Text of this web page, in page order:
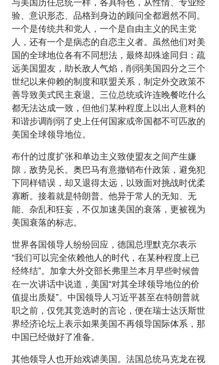
验、意识形态、品格到身边的顾问全都迥然不同。
一个是传统共和党人，一个是自由主义的民主党
人，还有一个是病态的自恋主义者。虽然他们对美
国的全球地位各有不同想法，最终却殊途同归：疏
远美国盟友，助长敌人气焰，削弱美国四分之三个
世纪以来仰赖的制度和联盟关系，制定外交政策不
善导致美式民主衰退。三位总统或许连晚餐吃什么
都无法达成一致，但他们某种程度上以出人意料的
和谐步调削弱了史上任何国家或帝国都不可匹敌的
美国全球领导地位。
布什的过度扩张和单边主义致使盟友之间产生嫌
隙，敌势见长。奥巴马有意撤销布什政策，避免犯
下同样错误，却又退得太远，以致面对挑战时优柔
寡断。接着就是特朗普。他异于常人的无知、无
能、杂乱和狂妄，不仅加速美国的衰落，更被视为
美国衰落的标志。
世界各国领导人纷纷回应，德国总理默克尔表示
“我们可以完全依赖他人的时代，在某种程度上已
经终结”。加拿大外交部长弗里兰本月早些时候曾
在一次讲话中说道，美国“对其全球领导地位的价
值提出质疑”。中国领导人习近平甚至在特朗普就
职之前，仅凭其竞选时的言论，便在瑞士达沃斯世
界经济论坛上表示如果美国不再领导国际体系，那
中国已经做好了准备。
其他领导人也开始戏谑美国。法国总统马克龙在视